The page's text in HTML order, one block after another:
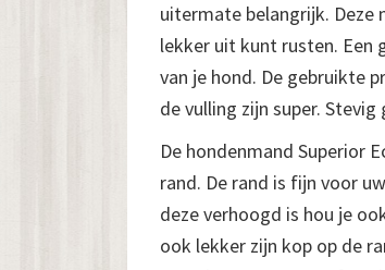
uitermate belangrijk. Deze
lekker uit kunt rusten. Een
van je hond. De gebruikte
de vulling zijn super.
De hondenmand Superior
rand. De rand is fijn voor
deze verhoogd is hou je
ook lekker zijn kop op de